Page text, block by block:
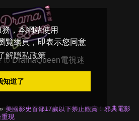
，本網站使用
覽網頁，即表示您同意
解隱私政策
知道了
toDramaQueen電視迷
美國影史首部17歲以下禁止觀賞！邪典電影
重現